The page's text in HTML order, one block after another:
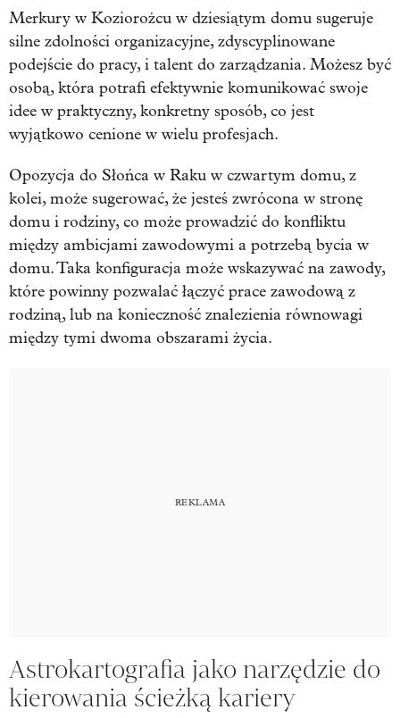
Merkury w Koziorożcu w dziesiątym domu sugeruje
silne zdolności organizacyjne, zdyscyplinowane
podejście do pracy, i talent do zarządzania. Możesz być
osobą, która potrafi efektywnie komunikować swoje
idee w praktyczny, konkretny sposób, co jest
wyjątkowo cenione w wielu profesjach.
Opozycja do Słońca w Raku w czwartym domu, z
kolei, może sugerować, że jesteś zwrócona w stronę
domu i rodziny, co może prowadzić do konfliktu
między ambicjami zawodowymi a potrzebą bycia w
domu. Taka konfiguracja może wskazywać na zawody,
które powinny pozwalać łączyć prace zawodową z
rodziną, lub na konieczność znalezienia równowagi
między tymi dwoma obszarami życia.
Astrokartografia jako narzędzie do
kierowania ścieżką kariery